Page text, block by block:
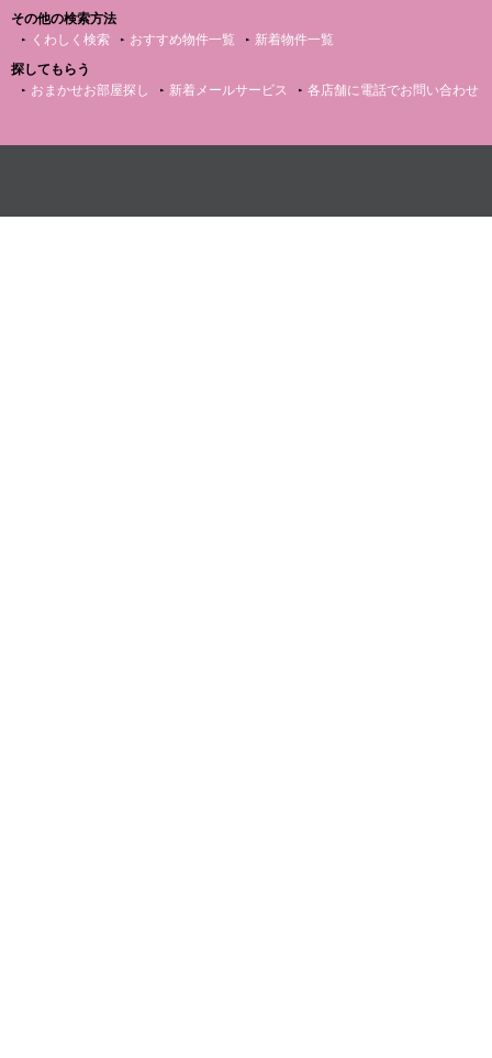
その他の検索方法
くわしく検索
おすすめ物件一覧
新着物件一覧
探してもらう
おまかせお部屋探し
新着メールサービス 各店舗に電話でお問い合わせ